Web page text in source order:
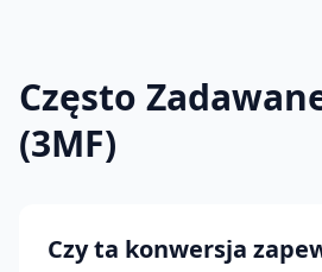
Często
(3MF)
Czy ta konwersja